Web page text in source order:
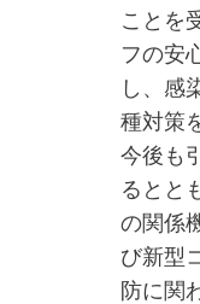
ことを
フの安
し、感
種対策
今後も
るとと
の関係
び新型
防に関